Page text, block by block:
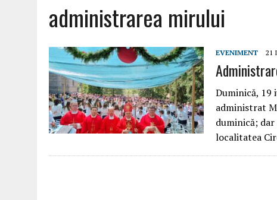
administrarea mirului
EVENIMENT 21
Duminică, 19
administrat
duminică;
localitatea